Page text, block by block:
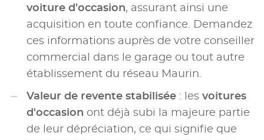
voiture d'occasion, assurant ainsi une
acquisition en toute confiance. Demandez
ces informations auprès de votre conseiller
commercial dans le garage ou tout autre
établissement du réseau Maurin.
Valeur de revente stabilisée : les voitures
d'occasion ont déjà subi la majeure partie
de leur dépréciation, ce qui signifie que